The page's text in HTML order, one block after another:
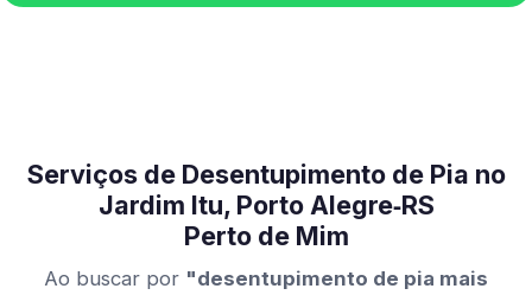
Serviços de Desentupimento de Pia no
Jardim Itu, Porto Alegre‑RS
Perto de Mim
Ao buscar por "desentupimento de pia mais